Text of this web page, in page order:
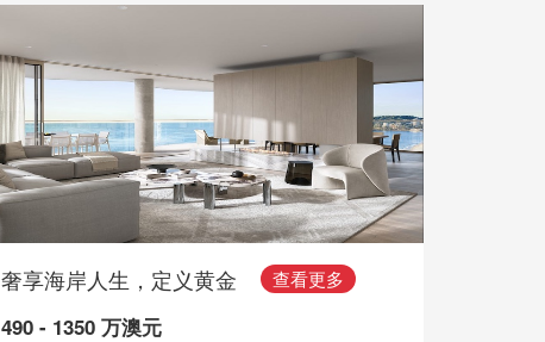
奢享海岸人生，定义黄金
490 - 1350 万澳元
查看更多